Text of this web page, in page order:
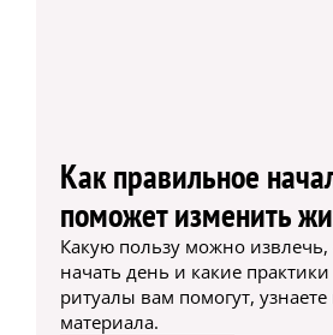
Как правильное
поможет изменить
Какую пользу можно
начать день и какие
ритуалы вам помогут, узнаете
материала.